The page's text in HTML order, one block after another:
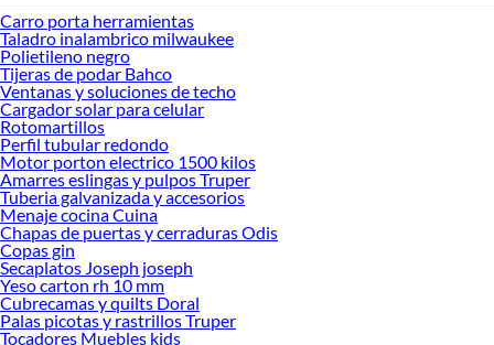
Carro porta herramientas
Taladro inalambrico milwaukee
Polietileno negro
Tijeras de podar Bahco
Ventanas y soluciones de techo
Cargador solar para celular
Rotomartillos
Perfil tubular redondo
Motor porton electrico 1500 kilos
Amarres eslingas y pulpos Truper
Tuberia galvanizada y accesorios
Menaje cocina Cuina
Chapas de puertas y cerraduras Odis
Copas gin
Secaplatos Joseph joseph
Yeso carton rh 10 mm
Cubrecamas y quilts Doral
Palas picotas y rastrillos Truper
Tocadores Muebles kids